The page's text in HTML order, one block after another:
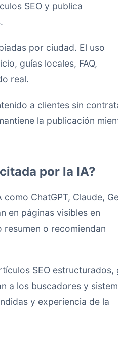
SEO y publica
por ciudad. El uso
guías locales, FAQ,
real.
a clientes sin
la publicación
por la IA?
ChatGPT, Claude,
en páginas visibles en
o recomiendan
SEO estructurados,
a los buscadores y
y experiencia de la